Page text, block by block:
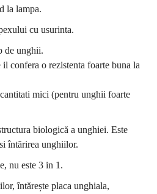
la lampa.
cu usurinta.
de unghii.
confera o rezistenta foarte buna la
mici (pentru unghii foarte
biologică a unghiei. Este
întărirea unghiilor.
nu este 3 in 1.
întărește placa unghiala,